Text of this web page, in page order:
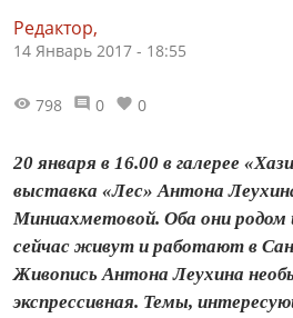
Редактор,
14 Январь 2017 - 18:55
798 0 0
20 января в 16.00 в галерее
выставка «Лес» Антона
Миниахметовой. Оба они родом
сейчас живут и работают в
Живопись Антона Леухина
экспрессивная. Темы,